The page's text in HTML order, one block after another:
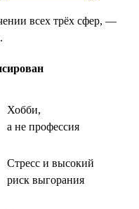
всех трёх сфер, —
Хобби,
а не профессия
Стресс и высокий
риск выгорания